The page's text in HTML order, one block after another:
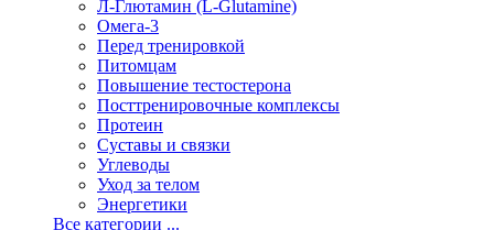
Л-Глютамин (L-Glutamine)
Омега-3
Перед тренировкой
Питомцам
Повышение тестостерона
Посттренировочные комплексы
Протеин
Суставы и связки
Углеводы
Уход за телом
Энергетики
Все категории ...